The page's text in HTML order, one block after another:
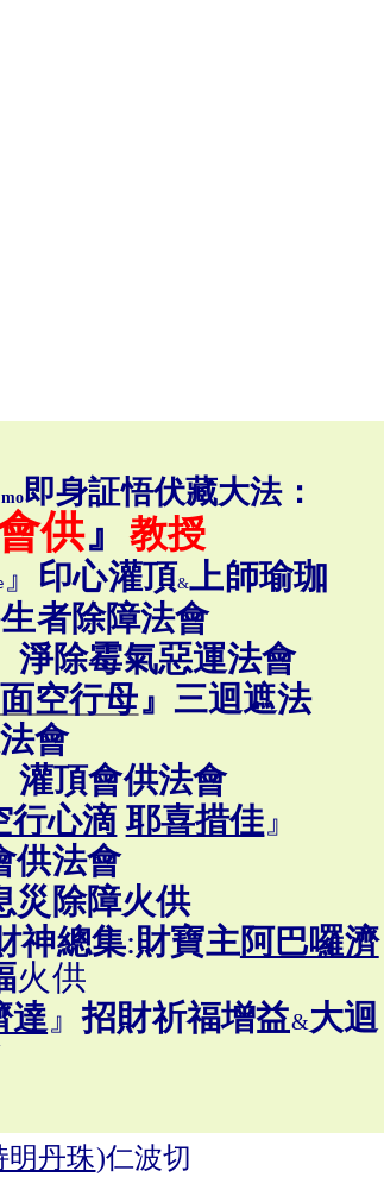
即身証悟伏藏大法：
供』 教授
』 印心灌頂&上師瑜珈
者除障法會
淨除霉氣惡運法會
空行母』 三迴遮法
會
灌頂會供法會
行心滴 耶喜措佳 』
供法會
災除障火供
神總集:財寶主阿巴囉濟
火供
達 』招財祈福增益&大迴
明丹珠)仁波切